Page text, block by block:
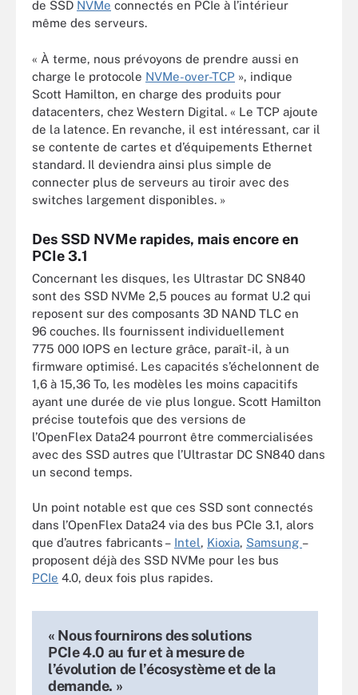
de SSD NVMe connectés en PCIe à l’intérieur
même des serveurs.
« À terme, nous prévoyons de prendre aussi en
charge le protocole NVMe-over-TCP », indique
Scott Hamilton, en charge des produits pour
datacenters, chez Western Digital. « Le TCP ajoute
de la latence. En revanche, il est intéressant, car il
se contente de cartes et d’équipements Ethernet
standard. Il deviendra ainsi plus simple de
connecter plus de serveurs au tiroir avec des
switches largement disponibles. »
Des SSD NVMe rapides, mais encore en
PCIe 3.1
Concernant les disques, les Ultrastar DC SN840
sont des SSD NVMe 2,5 pouces au format U.2 qui
reposent sur des composants 3D NAND TLC en
96 couches. Ils fournissent individuellement
775 000 IOPS en lecture grâce, paraît-il, à un
firmware optimisé. Les capacités s’échelonnent de
1,6 à 15,36 To, les modèles les moins capacitifs
ayant une durée de vie plus longue. Scott Hamilton
précise toutefois que des versions de
l’OpenFlex Data24 pourront être commercialisées
avec des SSD autres que l’Ultrastar DC SN840 dans
un second temps.
Un point notable est que ces SSD sont connectés
dans l’OpenFlex Data24 via des bus PCIe 3.1, alors
que d’autres fabricants – Intel, Kioxia, Samsung –
proposent déjà des SSD NVMe pour les bus
PCIe 4.0, deux fois plus rapides.
« Nous fournirons des solutions
PCIe 4.0 au fur et à mesure de
l’évolution de l’écosystème et de la
demande. »